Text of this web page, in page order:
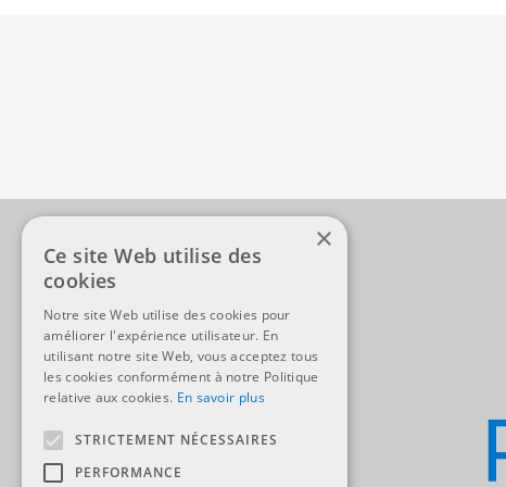
R. MAZZOLI SA
Ch. de la Mousse 135
×
Ce site Web utilise des
cookies
Notre site Web utilise des cookies pour
améliorer l'expérience utilisateur. En
utilisant notre site Web, vous acceptez tous
les cookies conformément à notre Politique
relative aux cookies. En savoir plus
STRICTEMENT NÉCESSAIRES
PERFORMANCE